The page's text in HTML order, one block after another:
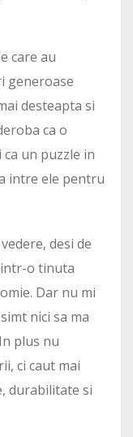
care au
generoase
desteapta si
ca o
un puzzle in
intre ele pentru
desi de
o tinuta
Dar nu mi
nici sa ma
plus nu
ci caut mai
durabilitate si